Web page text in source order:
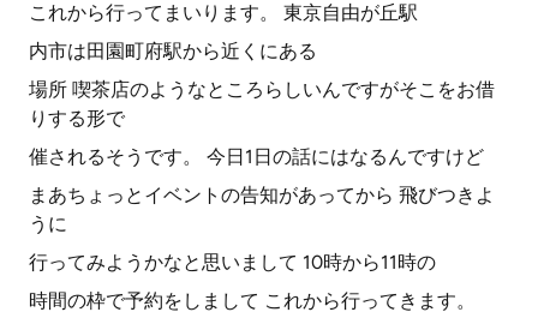
これから行ってまいります。 東京自由が丘駅
内市は田園町府駅から近くにある
場所 喫茶店のようなところらしいんですがそこをお借
りする形で
催されるそうです。 今日1日の話にはなるんですけど
まあちょっとイベントの告知があってから 飛びつきよ
うに
行ってみようかなと思いまして 10時から11時の
時間の枠で予約をしまして これから行ってきます。